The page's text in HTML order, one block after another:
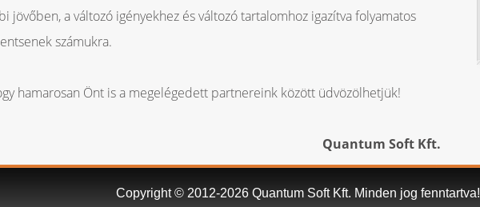
jövőben, a változó igényekhez és változó tartalomhoz igazítva folyamatos
számukra.
hamarosan Önt is a megelégedett partnereink között üdvözölhetjük!
Quantum Soft Kft.
Copyright © 2012-2026 Quantum Soft Kft. Minden jog fenntartva!